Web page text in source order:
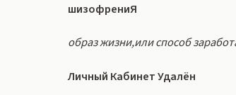
шизофрениЯ
образ жизни,или способ
Личный Кабинет Удалён